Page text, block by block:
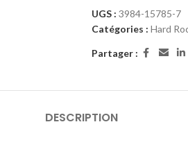
UGS : 3984-15785-7
Catégories : Hard
Partager :
DESCRIPTION